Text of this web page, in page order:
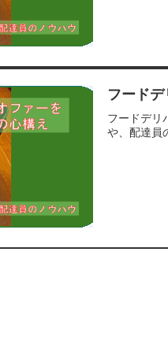
フード
フードデリ
や、配達員